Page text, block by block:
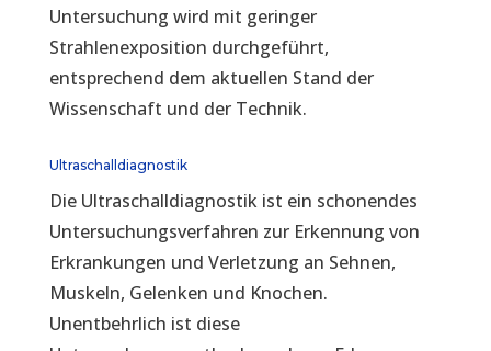
Untersuchung wird mit geringer
Strahlenexposition durchgeführt,
entsprechend dem aktuellen Stand der
Wissenschaft und der Technik.
Ultraschalldiagnostik
Die Ultraschalldiagnostik ist ein schonendes
Untersuchungsverfahren zur Erkennung von
Erkrankungen und Verletzung an Sehnen,
Muskeln, Gelenken und Knochen.
Unentbehrlich ist diese